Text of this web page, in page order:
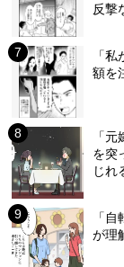
反撃
「
額を
「
を突
じれ
「
が理